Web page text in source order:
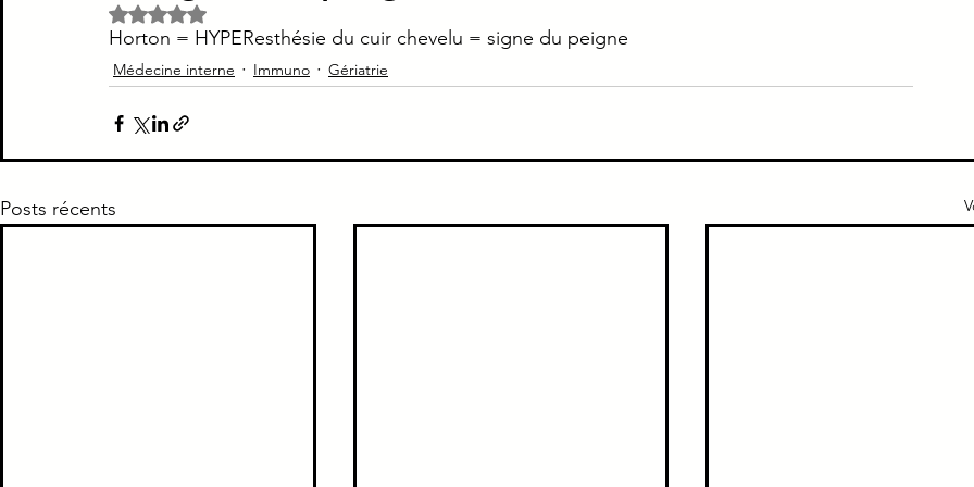
Piège Classique ECNi CI Médecine interne Immuno
Paradoxe contre intuitif
Noté NaN étoiles sur 5.
Horton = HYPEResthésie du cuir chevelu = signe du peigne
Médecine interne Immuno Gériatrie
Posts récents